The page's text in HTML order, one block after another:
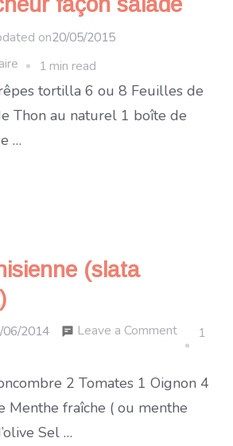
on20/05/2015
sur
Wrap
fraîcheur
1 min read
tortilla 6 ou 8 Feuilles de
Thon au naturel 1 boîte de
…
(slata
06/2014 Leave a Commenton
tunisienne
(slata
1
2 Tomates 1 Oignon 4
Menthe fraîche ( ou menthe
Sel …